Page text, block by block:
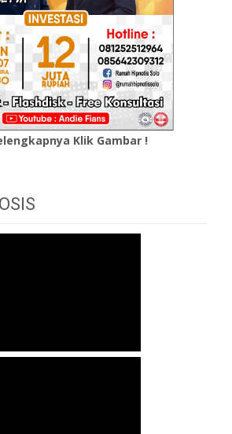
Klik Gambar !